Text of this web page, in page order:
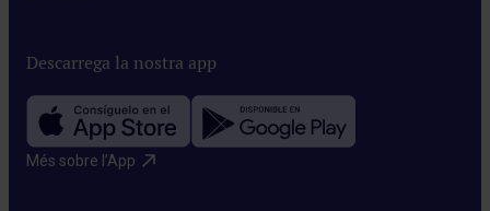
Descarrega la nostra app
Més sobre l’App​